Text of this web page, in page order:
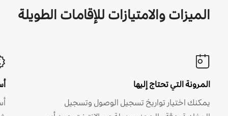
الميزات والامتيازات للإقامات الطويلة
المرونة التي تحتاج إليها
يمكنك اختيار تواريخ تسجيل الوصول وتسجيل